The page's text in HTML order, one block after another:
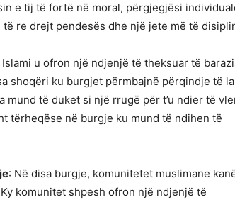
e tij të fortë në moral, përgjegjësi
re drejt pendesës dhe një jete më të
Islami u ofron një ndjenjë të theksuar të
shoqëri ku burgjet përmbajnë përqindje të
të duket si një rrugë për t’u ndier të
tërheqëse në burgje ku mund të ndihen të
: Në disa burgje, komunitetet muslimane
komunitet shpesh ofron një ndjenjë të